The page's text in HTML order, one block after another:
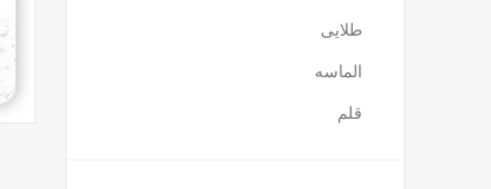
طلایی
الماسه
قلم